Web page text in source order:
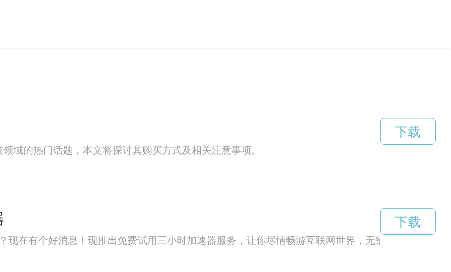
域的热门话题，本文将探讨其购买方式及相关注意事项。
下载
现在有个好消息！现推出免费试用三小时加速器服务，让你尽情畅游互联网世界，无需担心网络拥堵
下载